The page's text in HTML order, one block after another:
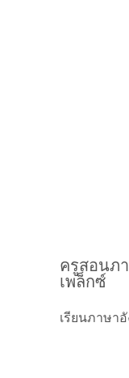
ครูสอนภ
เพล็กซ์
เรียนภาษา